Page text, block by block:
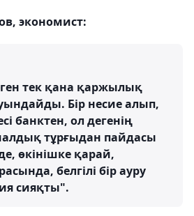
экономист:
тек қана қаржылық
Бір несие алып,
банктен, ол дегенің
тұрғыдан пайдасы
өкінішке қарай,
белгілі бір ауру
сияқты".